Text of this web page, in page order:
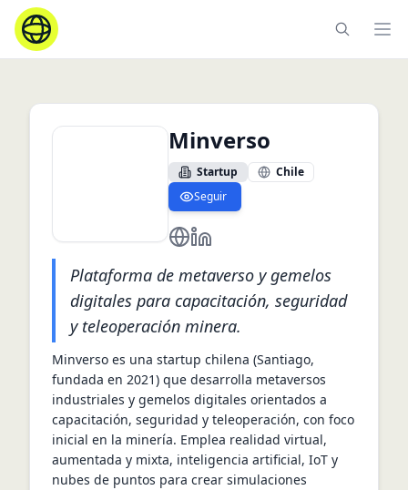
Minverso
Startup
Chile
Seguir
https://minverso.cl/
https://cl.linkedin.com/
Plataforma de metaverso y gemelos
digitales para capacitación, seguridad
y teleoperación minera.
Minverso es una startup chilena (Santiago,
fundada en 2021) que desarrolla metaversos
industriales y gemelos digitales orientados a
capacitación, seguridad y teleoperación, con foco
inicial en la minería. Emplea realidad virtual,
aumentada y mixta, inteligencia artificial, IoT y
nubes de puntos para crear simulaciones